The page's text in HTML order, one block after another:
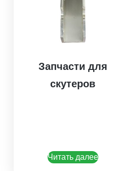
Запчасти для
скутеров
Читать далее